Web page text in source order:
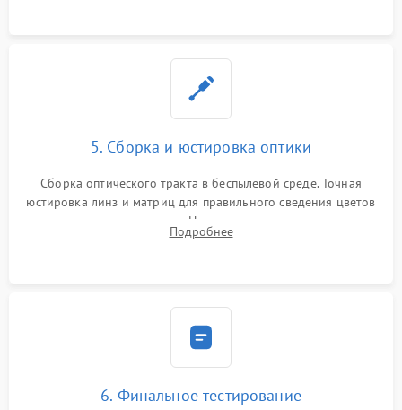
5. Сборка и юстировка оптики
Сборка оптического тракта в беспылевой среде. Точная
юстировка линз и матриц для правильного сведения цветов
и устранения размытия. Надежное подключение всех
шлейфов, установка датчиков и закрытие корпуса
Подробнее
6. Финальное тестирование